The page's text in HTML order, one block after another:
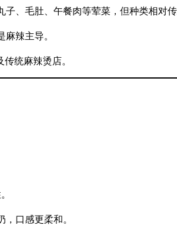
、毛肚、午餐肉等荤菜，但种类相对传
辣主导。
统麻辣烫店。
口感更柔和。